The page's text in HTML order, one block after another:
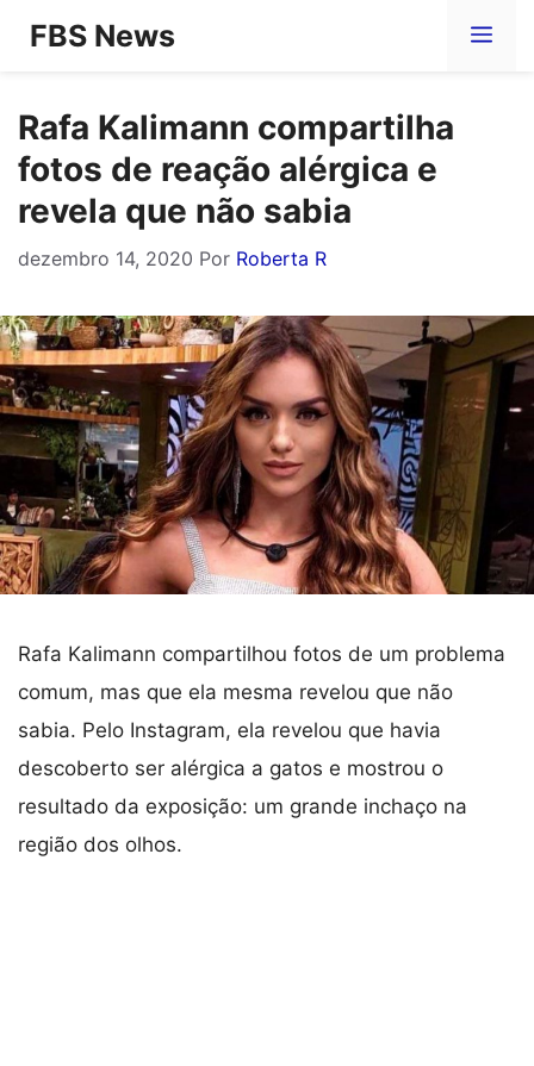
Pular
conteúdo
FBS News
Rafa Kalimann compartilha
fotos de reação alérgica e
revela que não sabia
dezembro 14, 2020 Por Roberta R
Rafa Kalimann compartilhou fotos de um problema
comum, mas que ela mesma revelou que não
sabia. Pelo Instagram, ela revelou que havia
descoberto ser alérgica a gatos e mostrou o
resultado da exposição: um grande inchaço na
região dos olhos.